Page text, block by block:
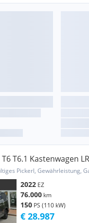
T6.1 Kastenwagen
/
Pickerl, Gewährleistung,
2022 EZ
76.000 km
150 PS (110 kW)
€ 28.987